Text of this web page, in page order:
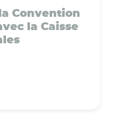
Convention
la Caisse